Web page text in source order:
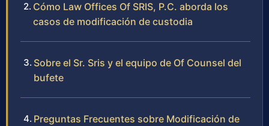
Cómo Law Offices Of SRIS, P.C. aborda los
casos de modificación de custodia
Sobre el Sr. Sris y el equipo de Of Counsel del
bufete
Preguntas Frecuentes sobre Modificación de